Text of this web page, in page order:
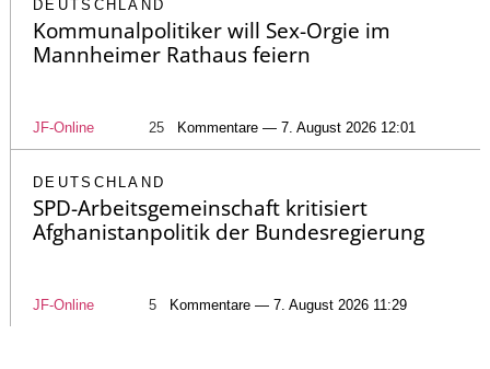
DEUTSCHLAND
Kommunalpolitiker will Sex-Orgie im
Mannheimer Rathaus feiern
JF-Online 25 Kommentare — 7. August 2026 12:01
DEUTSCHLAND
SPD-Arbeitsgemeinschaft kritisiert
Afghanistanpolitik der Bundesregierung
JF-Online 5 Kommentare — 7. August 2026 11:29